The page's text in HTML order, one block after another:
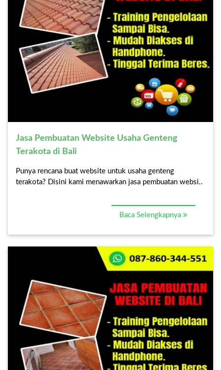
Jasa Pembuatan Website Usaha Genteng
Terakota di Bali
Punya rencana buat website untuk usaha genteng
terakota? Disini kami menawarkan jasa pembuatan websi..
Baca Selengkapnya